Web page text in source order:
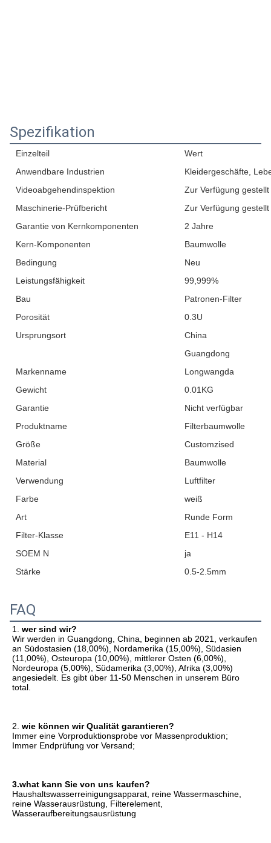
Spezifikation
Einzelteil
Wert
Anwendbare Industrien
Kleidergeschäfte,
Videoabgehendinspektion
Zur Verfügung gestellt
Maschinerie-Prüfbericht
Zur Verfügung gestellt
Garantie von Kernkomponenten
2 Jahre
Kern-Komponenten
Baumwolle
Bedingung
Neu
Leistungsfähigkeit
99,999%
Bau
Patronen-Filter
Porosität
0.3U
Ursprungsort
China
Guangdong
Markenname
Longwangda
Gewicht
0.01KG
Garantie
Nicht verfügbar
Produktname
Filterbaumwolle
Größe
Customzised
Material
Baumwolle
Verwendung
Luftfilter
Farbe
weiß
Art
Runde Form
Filter-Klasse
E11 - H14
SOEM N
ja
Stärke
0.5-2.5mm
FAQ
1. wer sind wir?
Wir werden in Guangdong, China, beginnen ab 2021, verkaufen
an Südostasien (18,00%), Nordamerika (15,00%), Südasien
(11,00%), Osteuropa (10,00%), mittlerer Osten (6,00%),
Nordeuropa (5,00%), Südamerika (3,00%), Afrika (3,00%)
angesiedelt. Es gibt über 11-50 Menschen in unserem Büro
total.
2. wie können wir Qualität garantieren?
Immer eine Vorproduktionsprobe vor Massenproduktion;
Immer Endprüfung vor Versand;
3.what kann Sie von uns kaufen?
Haushaltswasserreinigungsapparat, reine Wassermaschine,
reine Wasserausrüstung, Filterelement,
Wasseraufbereitungsausrüstung